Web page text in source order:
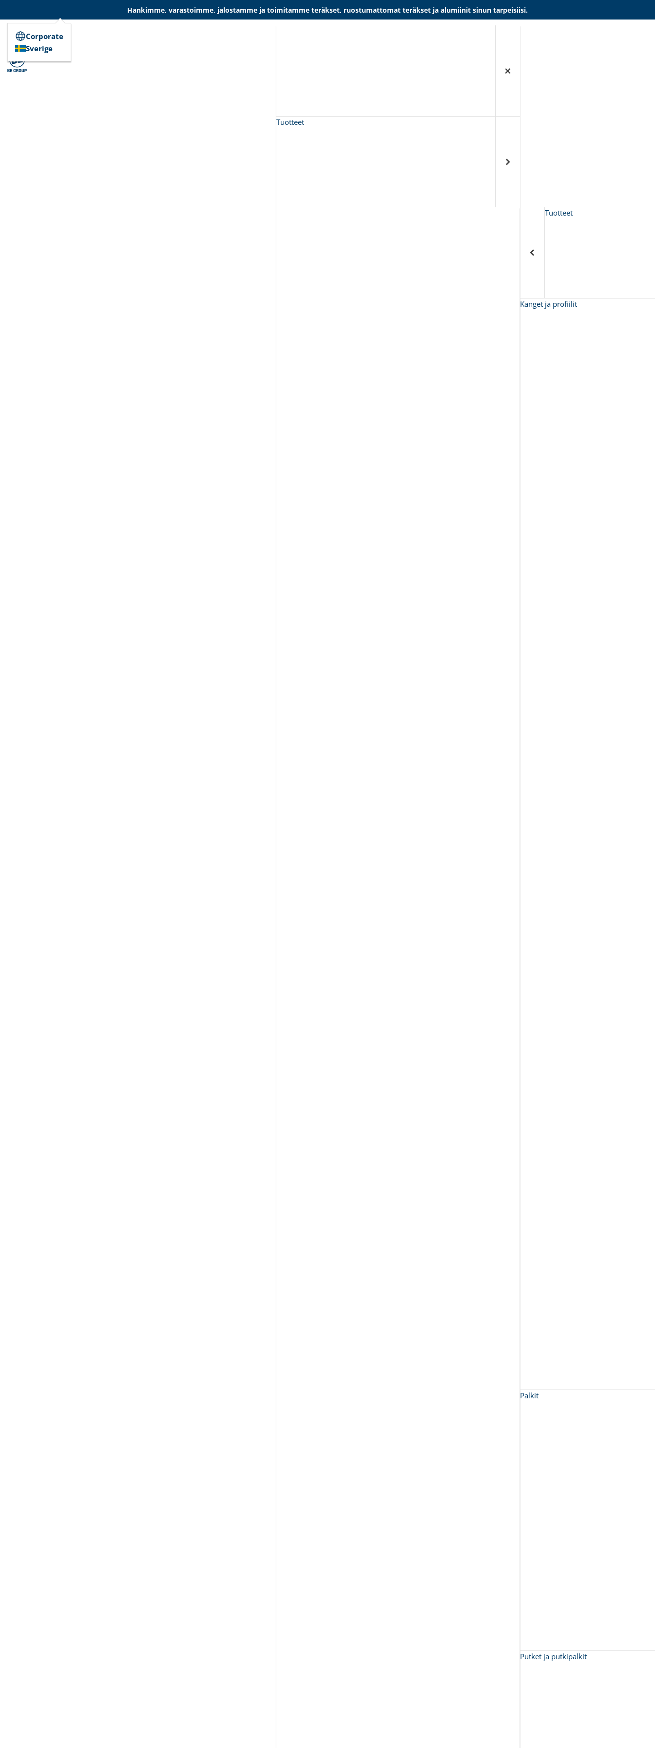
Hankimme, varastoimme, jalostamme ja toimitamme teräkset, ruostumattomat teräkset ja alumiinit sinun tarpeisiisi.
Tuotteet
Tuotteet
Kanget ja profiilit
Palkit
Putket ja putkipalkit
Corporate
Sverige